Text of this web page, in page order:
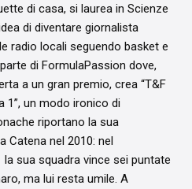
di casa, si laurea in Scienze
di diventare giornalista
radio locali seguendo basket e
di FormulaPassion dove,
a un gran premio, crea “T&F
1”, un modo ironico di
riportano la sua
Catena nel 2010: nel
sua squadra vince sei puntate
ma lui resta umile. A